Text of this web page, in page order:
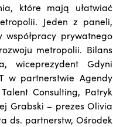
które mają ułatwiać
Jeden z paneli,
współpracy prywatnego
metropolii. Bilans
wiceprezydent Gdyni
w partnerstwie Agendy
Consulting, Patryk
Grabski – prezes Olivia
ds. partnerstw, Ośrodek